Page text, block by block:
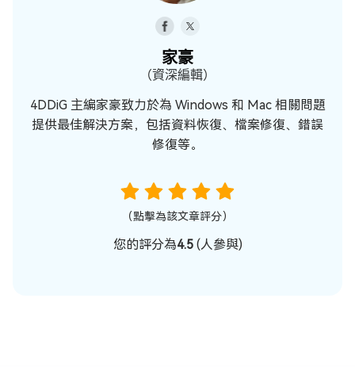
家豪
（資深編輯）
4DDiG 主編家豪致力於為 Windows 和 Mac 相關問題
提供最佳解決方案，包括資料恢復、檔案修復、錯誤
修復等。
（點擊為該文章評分）
您的評分為4.5(人參與)